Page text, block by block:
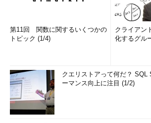
第11回 関数に関するいくつかの
トピック (1/4)
クライアン
化するグル
クエリストアって何だ？ SQL
ーマンス向上に注目 (1/2)